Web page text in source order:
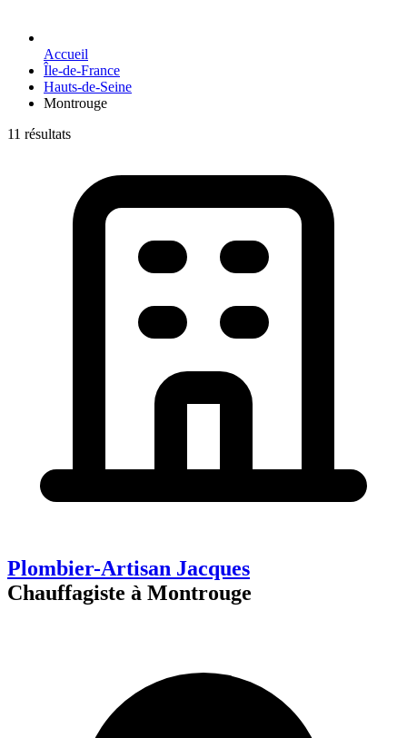
Accueil
Île-de-France
Hauts-de-Seine
Montrouge
11 résultats
Plombier-Artisan Jacques
Chauffagiste à Montrouge